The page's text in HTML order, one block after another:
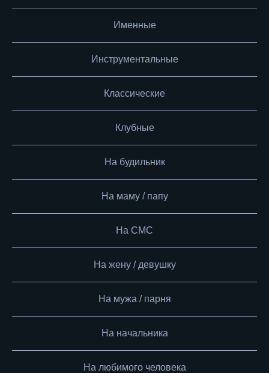
Именные
Инструментальные
Классические
Клубные
На будильник
На маму / папу
На СМС
На жену / девушку
На мужа / парня
На начальника
На любимого человека